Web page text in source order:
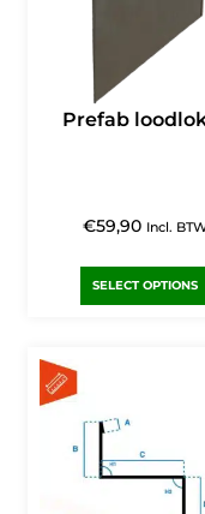
Prefab
€59,90 Incl.
SELECT OPTIONS